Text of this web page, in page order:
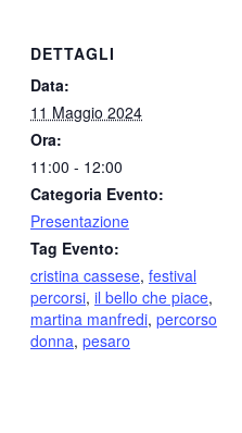
DETTAGLI
Data:
11 Maggio 2024
Ora:
11:00 - 12:00
Categoria Evento:
Presentazione
Tag Evento:
cristina cassese, festival
percorsi, il bello che piace,
martina manfredi, percorso
donna, pesaro